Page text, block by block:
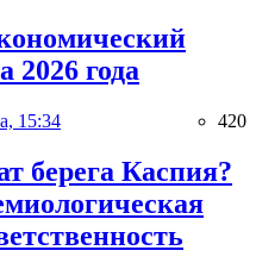
2026 года
15:34 420
берега Каспия?